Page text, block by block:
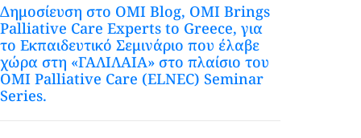
Δημοσίευση στο OMI Blog, OMI Brings
Palliative Care Experts to Greece, για
το Εκπαιδευτικό Σεμινάριο που έλαβε
χώρα στη «ΓΑΛΙΛΑΙΑ» στο πλαίσιο του
OMI Palliative Care (ELNEC) Seminar
Series.